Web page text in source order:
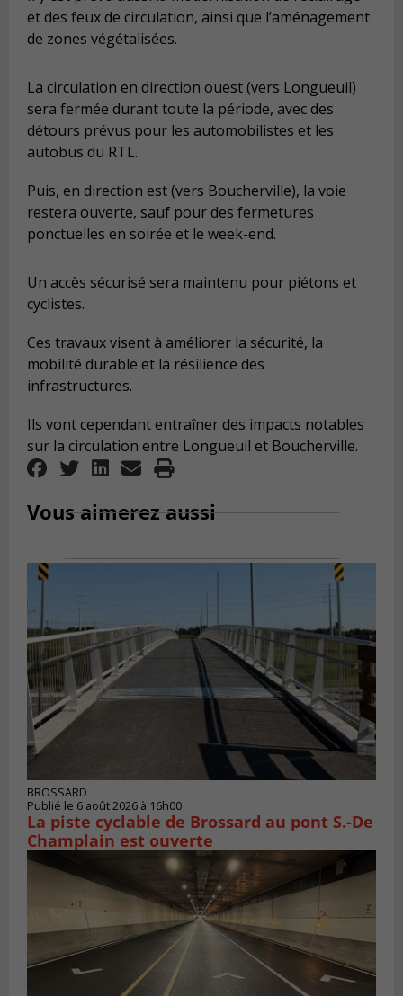
et des feux de circulation, ainsi que l’aménagement
de zones végétalisées.
La circulation en direction ouest (vers Longueuil)
sera fermée durant toute la période, avec des
détours prévus pour les automobilistes et les
autobus du RTL.
Puis, en direction est (vers Boucherville), la voie
restera ouverte, sauf pour des fermetures
ponctuelles en soirée et le week-end.
Un accès sécurisé sera maintenu pour piétons et
cyclistes.
Ces travaux visent à améliorer la sécurité, la
mobilité durable et la résilience des
infrastructures.
Ils vont cependant entraîner des impacts notables
sur la circulation entre Longueuil et Boucherville.
Vous aimerez aussi
BROSSARD
Publié le 6 août 2026 à 16h00
La piste cyclable de Brossard au pont S.-De
Champlain est ouverte